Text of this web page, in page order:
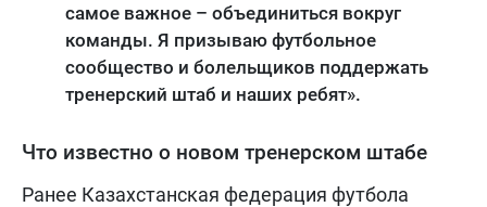
самое важное – объединиться вокруг
команды. Я призываю футбольное
сообщество и болельщиков поддержать
тренерский штаб и наших ребят».
Что известно о новом тренерском штабе
Ранее Казахстанская федерация футбола